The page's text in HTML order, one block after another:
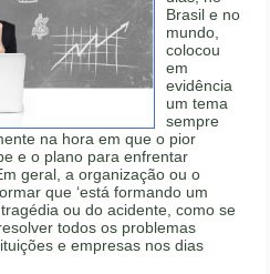
Brasil e no
mundo,
colocou
em
evidência
um tema
sempre
na hora em que o pior
e o plano para enfrentar
geral, a organização ou o
que ‘está formando um
ou do acidente, como se
todos os problemas
e empresas nos dias